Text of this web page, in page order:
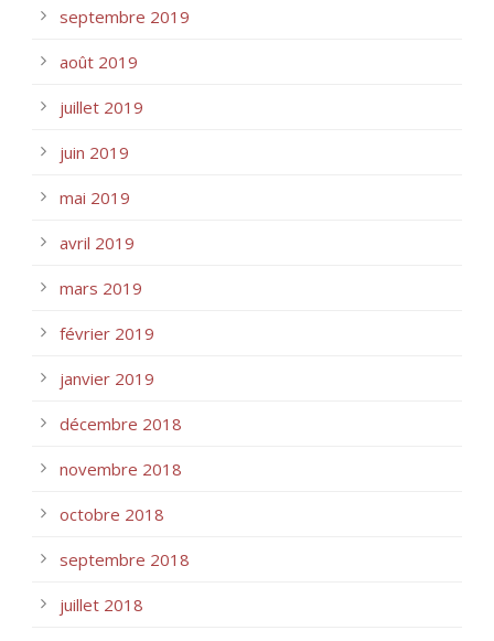
septembre 2019
août 2019
juillet 2019
juin 2019
mai 2019
avril 2019
mars 2019
février 2019
janvier 2019
décembre 2018
novembre 2018
octobre 2018
septembre 2018
juillet 2018